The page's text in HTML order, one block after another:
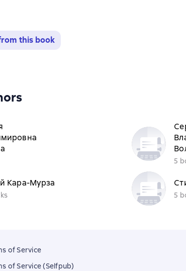
this book
5
Кара-Мурза
5
of Service
of Service (Selfpub)